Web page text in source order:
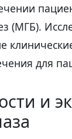
(МГБ).
для
и